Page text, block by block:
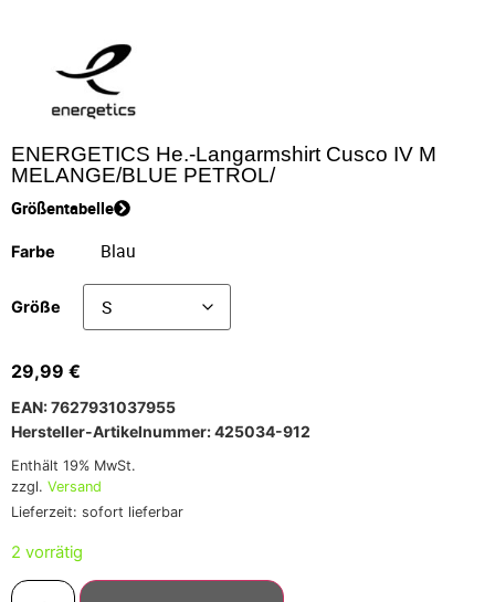
ENERGETICS He.-Langarmshirt Cusco IV M
MELANGE/BLUE PETROL/
Größentabelle
Farbe
Größe
29,99 €
EAN: 7627931037955
Hersteller-Artikelnummer: 425034-912
Enthält 19% MwSt.
zzgl. Versand
Lieferzeit: sofort lieferbar
2 vorrätig